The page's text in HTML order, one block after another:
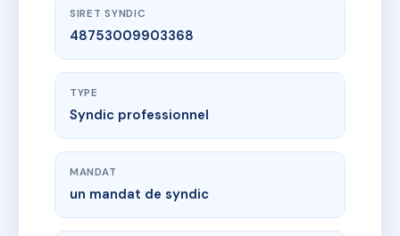
SIRET SYNDIC
48753009903368
TYPE
Syndic professionnel
MANDAT
un mandat de syndic